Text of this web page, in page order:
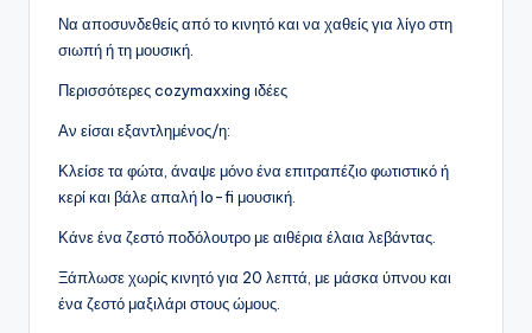
Να αποσυνδεθείς από το κινητό και να χαθείς για λίγο στη
σιωπή ή τη μουσική.
Περισσότερες cozymaxxing ιδέες
Αν είσαι εξαντλημένος/η:
Κλείσε τα φώτα, άναψε μόνο ένα επιτραπέζιο φωτιστικό ή
κερί και βάλε απαλή lo-fi μουσική.
Κάνε ένα ζεστό ποδόλουτρο με αιθέρια έλαια λεβάντας.
Ξάπλωσε χωρίς κινητό για 20 λεπτά, με μάσκα ύπνου και
ένα ζεστό μαξιλάρι στους ώμους.